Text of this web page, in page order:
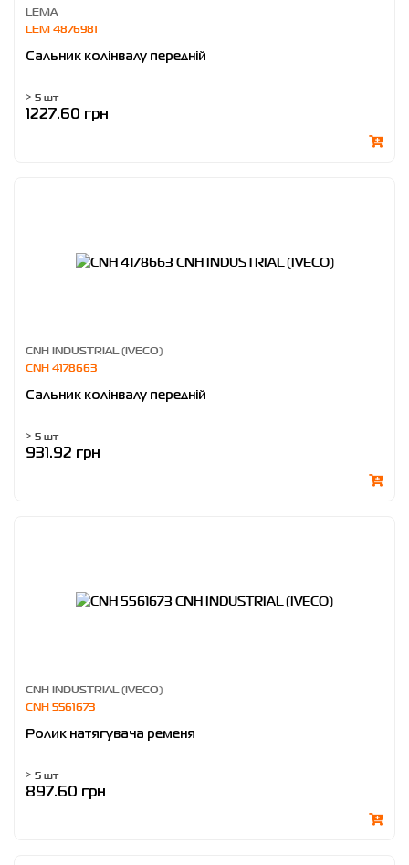
LEMA
LEM 4876981
Сальник колінвалу передній
> 5 шт
1227.60 грн
CNH INDUSTRIAL (IVECO)
CNH 4178663
Сальник колінвалу передній
> 5 шт
931.92 грн
CNH INDUSTRIAL (IVECO)
CNH 5561673
Ролик натягувача ременя
> 5 шт
897.60 грн